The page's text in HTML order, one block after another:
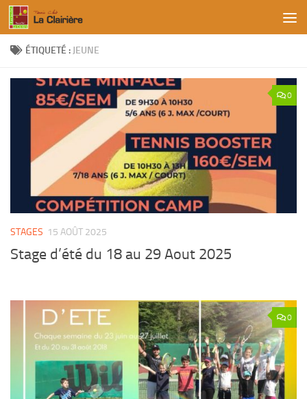
Skip to content
ÉTIQUETÉ : JEUNE
0
STAGES 15 AOÛT 2025
Stage d’été du 18 au 29 Aout 2025
0